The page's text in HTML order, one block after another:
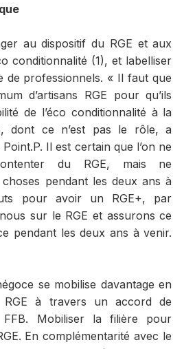
au dispositif du RGE et aux
conditionnalité (1), et labelliser
de professionnels. « Il faut que
d’artisans RGE pour qu’ils
de l’éco conditionnalité à la
dont ce n’est pas le rôle, a
Il est certain que l’on ne
du RGE, mais ne
pendant les deux ans à
pour avoir un RGE+, par
sur le RGE et assurons ce
pendant les deux ans à venir.
se mobilise davantage en
RGE à travers un accord de
Mobiliser la filière pour
En complémentarité avec le